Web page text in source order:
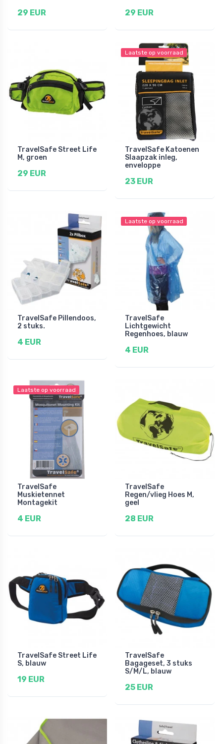
29 EUR 29 EUR
TravelSafe Street Life
M, groen
29 EUR
Laatste op voorraad
TravelSafe Katoenen
Slaapzak inleg,
enveloppe
23 EUR
TravelSafe Pillendoos,
2 stuks.
4 EUR
Laatste op voorraad
TravelSafe
Lichtgewicht
Regenhoes, blauw
4 EUR
Laatste op voorraad
TravelSafe
Muskietennet
Montagekit
4 EUR
TravelSafe
Regen/vlieg Hoes M,
geel
28 EUR
TravelSafe Street Life
S, blauw
19 EUR
TravelSafe
Bagageset, 3 stuks
S/M/L, blauw
25 EUR